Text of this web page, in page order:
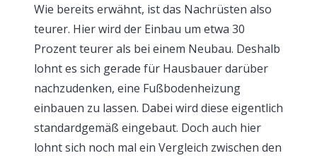
Wie bereits erwähnt, ist das Nachrüsten also
teurer. Hier wird der Einbau um etwa 30
Prozent teurer als bei einem Neubau. Deshalb
lohnt es sich gerade für Hausbauer darüber
nachzudenken, eine Fußbodenheizung
einbauen zu lassen. Dabei wird diese eigentlich
standardgemäß eingebaut. Doch auch hier
lohnt sich noch mal ein Vergleich zwischen den